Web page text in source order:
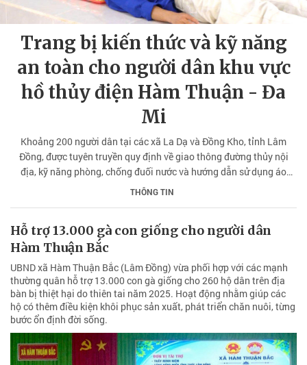
Trang bị kiến thức và kỹ năng
an toàn cho người dân khu vực
hồ thủy điện Hàm Thuận - Đa
Mi
Khoảng 200 người dân tại các xã La Dạ và Đồng Kho, tỉnh Lâm
Đồng, được tuyên truyền quy định về giao thông đường thủy nội
địa, kỹ năng phòng, chống đuối nước và hướng dẫn sử dụng áo
phao đúng cách.
THÔNG TIN
Hỗ trợ 13.000 gà con giống cho người dân
Hàm Thuận Bắc
UBND xã Hàm Thuận Bắc (Lâm Đồng) vừa phối hợp với các mạnh
thường quân hỗ trợ 13.000 con gà giống cho 260 hộ dân trên địa
bàn bị thiệt hại do thiên tai năm 2025. Hoạt động nhằm giúp các
hộ có thêm điều kiện khôi phục sản xuất, phát triển chăn nuôi, từng
bước ổn định đời sống.